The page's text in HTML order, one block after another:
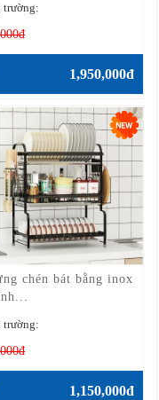
trường:
1,950,000đ
chén bát bằng inox
trường:
1,150,000đ